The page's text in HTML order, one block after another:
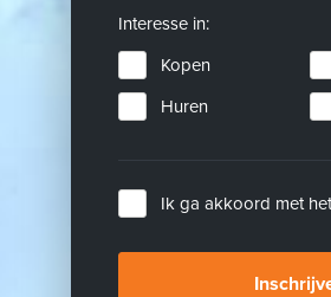
Interesse in:
Kopen
Huren
Ik ga akkoord met